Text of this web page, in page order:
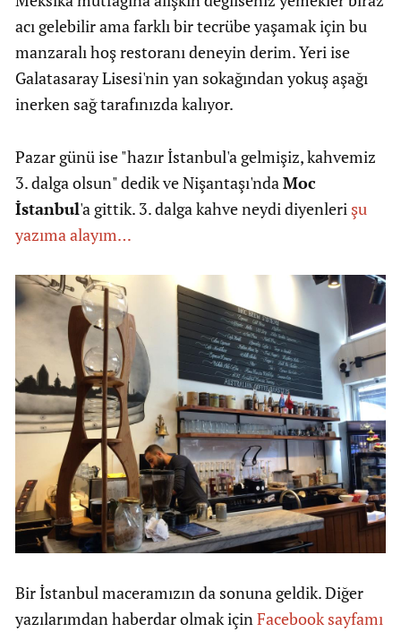
acı gelebilir ama farklı bir tecrübe yaşamak için bu
manzaralı hoş restoranı deneyin derim. Yeri ise
Galatasaray Lisesi'nin yan sokağından yokuş aşağı
inerken sağ tarafınızda kalıyor.
Pazar günü ise "hazır İstanbul'a gelmişiz, kahvemiz
3. dalga olsun" dedik ve Nişantaşı'ndaMoc
İstanbul'a gittik. 3. dalga kahve neydi diyenleri şu
yazıma alayım…
Bir İstanbul maceramızın da sonuna geldik. Diğer
yazılarımdan haberdar olmak içinFacebook sayfamı